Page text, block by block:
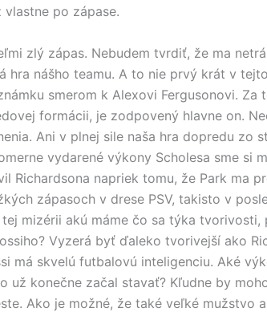
vlastne po zápase.
zlý zápas. Nebudem tvrdiť, že ma
hra nášho teamu. A to nie prvý krát v
smerom k Alexovi Fergusonovi. Za
formácii, je zodpovený hlavne on.
Ani v plnej sile naša hra dopredu zo
vydarené výkony Scholesa sme si
Richardsona napriek tomu, že Park ma
zápasoch v drese PSV, takisto v
mizérii akú máme čo sa týka tvorivosti,
Vyzerá byť ďaleko tvorivejší ako
má skvelú futbalovú inteligenciu. Aké
už konečne začal stavať? Kľudne by
Ako je možné, že také veľké mužstvo